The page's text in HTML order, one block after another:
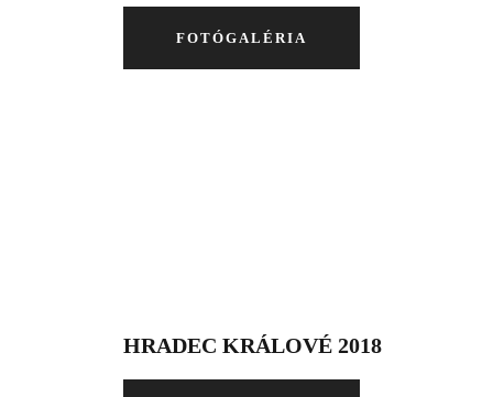
FOTÓGALÉRIA
HRADEC KRÁLOVÉ 2018